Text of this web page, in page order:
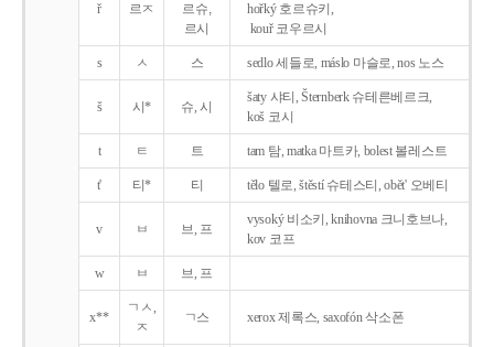
ř 르ㅈ
르슈,
르시
hořký 호르슈키,
kouř 코우르시
s ㅅ 스 sedlo 세들로, máslo 마슬로, nos 노스
š 시* 슈, 시
šaty 샤티, Šternberk 슈테른베르크,
koš 코시
t ㅌ 트 tam 탐, matka 마트카, bolest 볼레스트
t' 티* 티 tělo 텔로, štěstí 슈테스티, obět' 오베티
v ㅂ 브, 프
vysoký 비소키, knihovna 크니호브나,
kov 코프
w ㅂ 브, 프
x**
ㄱㅅ,
ㅈ
ㄱ스 xerox 제록스, saxofón 삭소폰